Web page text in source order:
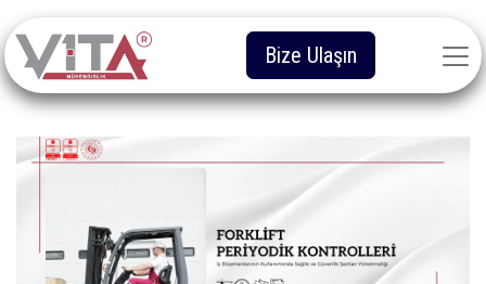
Bize Ulaşın